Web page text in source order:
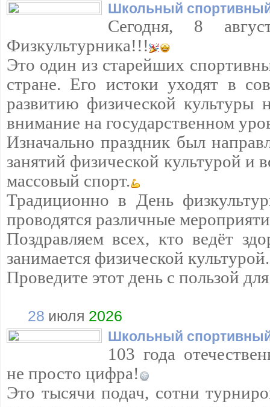
Школьный
Сегодня, 8
Физкультурника!!!
Это один из старейших
стране. Его истоки уходят в
развитию физической культуры
внимание на государственном
Изначально праздник был
занятий физической культурой и
массовый спорт.
Традиционно в День
проводятся различные
Поздравляем всех, кто ведёт
занимается физической культурой.
Проведите этот день с пользой
28 июля 2026
Школьный
103 года
не просто цифра!
Это тысячи подач, сотни